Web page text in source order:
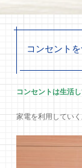
コンセント
コンセントは生活
家電を利用してい